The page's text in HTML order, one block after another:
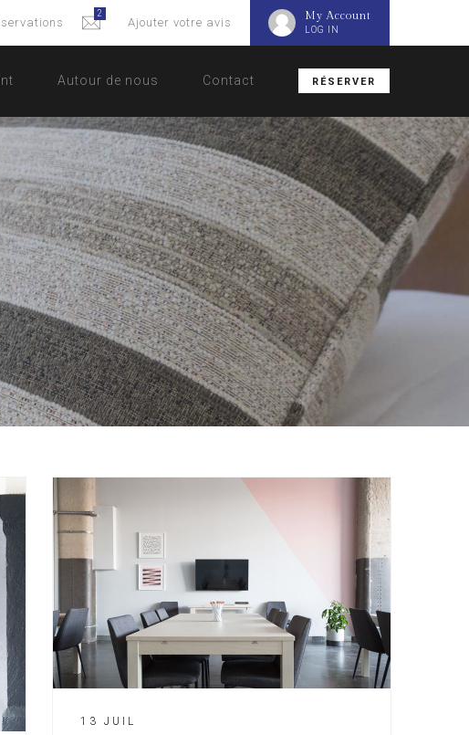
My Account
LOG IN
Ajouter votre avis
2
Autour de nous Contact RÉSERVER
13 JUIL